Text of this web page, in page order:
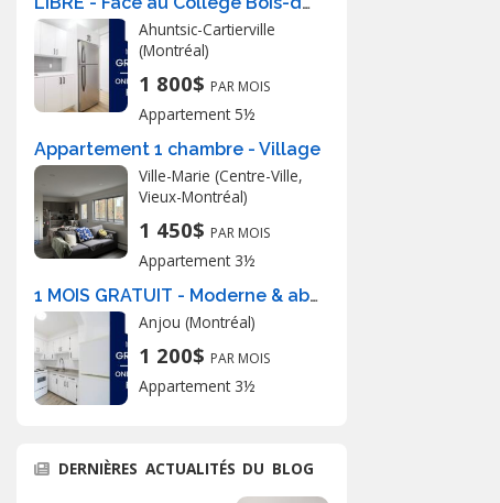
Ahuntsic-Cartierville
(Montréal)
1 800$ PAR MOIS
Appartement 5½
Appartement 1 chambre - Village
Ville-Marie (Centre-Ville,
Vieux-Montréal)
1 450$ PAR MOIS
Appartement 3½
1 MOIS GRATUIT - Moderne & abordable
Anjou (Montréal)
1 200$ PAR MOIS
Appartement 3½
DERNIÈRES ACTUALITÉS DU BLOG